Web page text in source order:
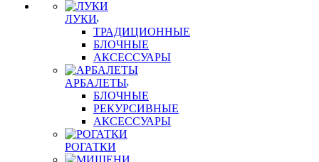
ЛУКИ
ТРАДИЦИОННЫЕ
БЛОЧНЫЕ
АКСЕССУАРЫ
АРБАЛЕТЫ
БЛОЧНЫЕ
РЕКУРСИВНЫЕ
АКСЕССУАРЫ
РОГАТКИ